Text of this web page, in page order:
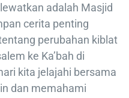
adalah Masjid
cerita penting
perubahan kiblat
ke Ka’bah di
kita jelajahi bersama
dan memahami